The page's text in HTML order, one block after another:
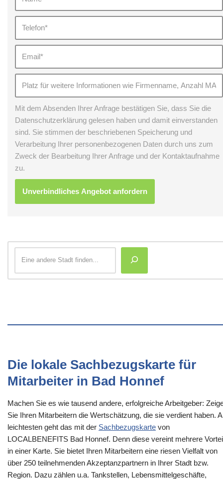
Mit dem Absenden Ihrer Anfrage bestätigen Sie, dass Sie die
Datenschutzerklärung gelesen haben und damit einverstanden
sind. Sie stimmen der beschriebenen Speicherung und
Verarbeitung Ihrer personenbezogenen Daten durch uns zum
Zweck der Bearbeitung Ihrer Anfrage und der Kontaktaufnahme
zu.
Die lokale Sachbezugskarte für
Mitarbeiter in Bad Honnef
Machen Sie es wie tausend andere, erfolgreiche Arbeitgeber:
Sie Ihren Mitarbeitern die Wertschätzung, die sie verdient haben.
leichtesten geht das mit der Sachbezugskarte von
LOCALBENEFITS Bad Honnef. Denn diese vereint mehrere
in einer Karte. Sie bietet Ihren Mitarbeitern eine riesen Vielfalt von
über 250 teilnehmenden Akzeptanzpartnern in Ihrer Stadt bzw.
Region. Dazu zählen u.a. Tankstellen, Lebensmittelgeschäfte,